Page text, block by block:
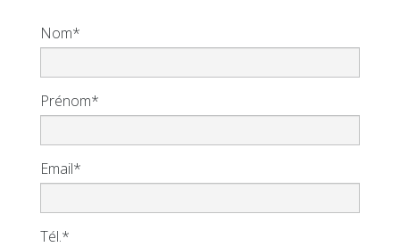
Nom*
Prénom*
Email*
Tél.*